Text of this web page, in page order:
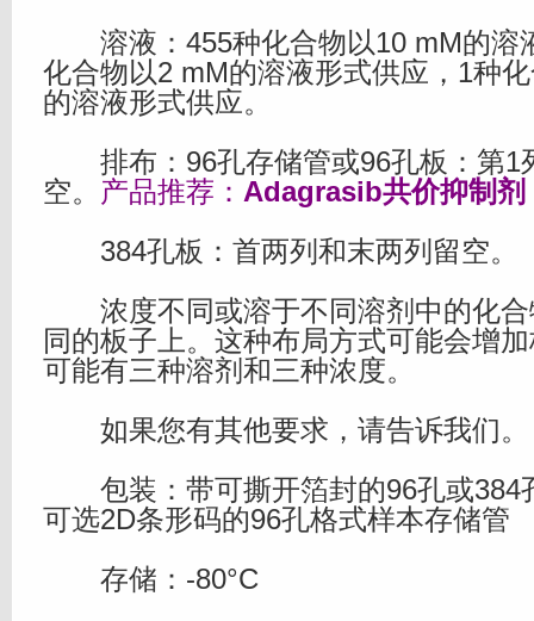
溶液：455种化合物以10 mM的溶
化合物以2 mM的溶液形式供应，1种
的溶液形式供应。
排布：96孔存储管或96孔板：第1
空。 产品推荐： Adagrasib共价抑制剂
384孔板：首两列和末两列留空。
浓度不同或溶于不同溶剂中的化合
同的板子上。这种布局方式可能会增
可能有三种溶剂和三种浓度。
如果您有其他要求，请告诉我们。
包装：带可撕开箔封的96孔或384
可选2D条形码的96孔格式样本存储管
存储：-80°C